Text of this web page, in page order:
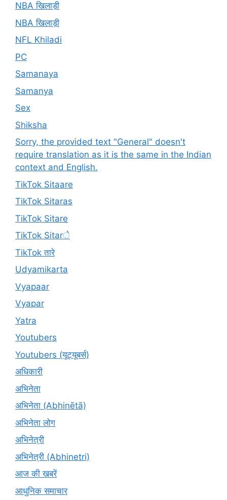
NBA खिलाड़ी
NBA खिलाड़ी
NFL Khiladi
PC
Samanaya
Samanya
Sex
Shiksha
Sorry, the provided text "General" doesn't
require translation as it is the same in the Indian
context and English.
TikTok Sitaare
TikTok Sitaras
TikTok Sitare
TikTok Sitarे
TikTok तारे
Udyamikarta
Vyapaar
Vyapar
Yatra
Youtubers
Youtubers (यूट्यूबर्स)
अधिकारी
अभिनेता
अभिनेता (Abhinētā)
अभिनेता लोग
अभिनेत्री
अभिनेत्री (Abhinetri)
आज की खबरें
आधुनिक समाचार